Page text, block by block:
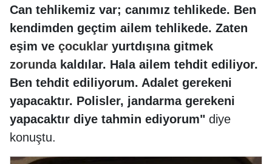
Can tehlikemiz var; canımız tehlikede. Ben
kendimden geçtim ailem tehlikede. Zaten
eşim ve çocuklar yurtdışına gitmek
zorundakaldılar. Hala ailem tehdit ediliyor.
Ben tehdit ediliyorum. Adalet gerekeni
yapacaktır. Polisler, jandarma gerekeni
yapacaktır diye tahmin ediyorum" diye
konuştu.